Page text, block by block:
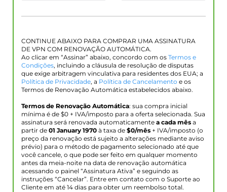
CONTINUE ABAIXO PARA COMPRAR UMA ASSINATURA
DE VPN COM RENOVAÇÃO AUTOMÁTICA.
Ao clicar em “Assinar” abaixo, concordo com os Termos e
Condições, incluindo a cláusula de resolução de disputas
que exige arbitragem vinculativa para residentes dos EUA; a
Política de Privacidade, a Política de Cancelamento e os
Termos de Renovação Automática estabelecidos abaixo.
Termos de Renovação Automática: sua compra inicial
mínima é de $0 + IVA/imposto para a oferta selecionada. Sua
assinatura será renovada automaticamente a cada mês a
partir de 01 January 1970 à taxa de $0/mês + IVA/imposto (o
preço da renovação está sujeito a alterações mediante aviso
prévio) para o método de pagamento selecionado até que
você cancele, o que pode ser feito em qualquer momento
antes da meia-noite na data de renovação automática
acessando o painel “Assinatura Ativa” e seguindo as
instruções “Cancelar”. Entre em contato com o Suporte ao
Cliente em até 14 dias para obter um reembolso total.